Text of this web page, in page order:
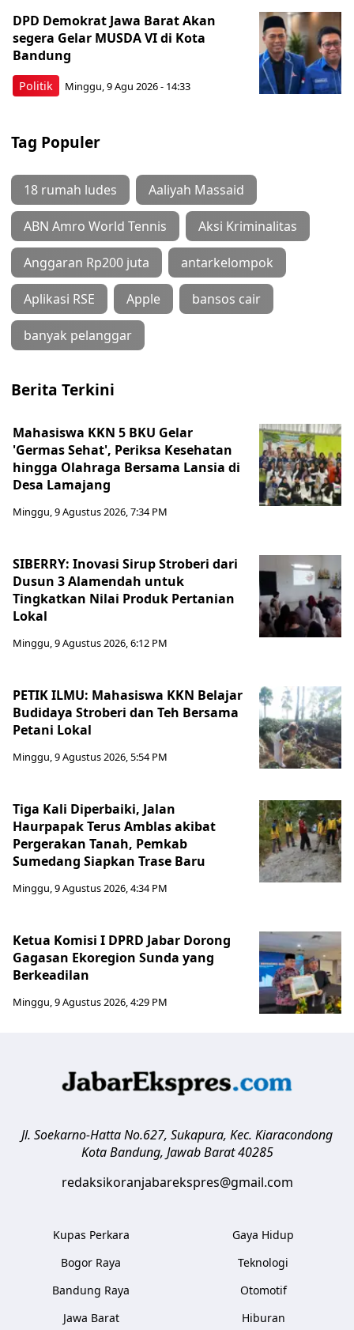
Politik
DPD Demokrat Jawa Barat Akan
segera Gelar MUSDA VI di Kota
Bandung
Minggu, 9 Agu 2026 - 14:33
Tag Populer
18 rumah ludes Aaliyah Massaid
ABN Amro World Tennis Aksi Kriminalitas
Anggaran Rp200 juta antarkelompok
Aplikasi RSE Apple bansos cair
banyak pelanggar
Berita Terkini
Mahasiswa KKN 5 BKU Gelar
'Germas Sehat', Periksa Kesehatan
hingga Olahraga Bersama Lansia di
Desa Lamajang
Minggu, 9 Agustus 2026, 7:34 PM
SIBERRY: Inovasi Sirup Stroberi dari
Dusun 3 Alamendah untuk
Tingkatkan Nilai Produk Pertanian
Lokal
Minggu, 9 Agustus 2026, 6:12 PM
PETIK ILMU: Mahasiswa KKN Belajar
Budidaya Stroberi dan Teh Bersama
Petani Lokal
Minggu, 9 Agustus 2026, 5:54 PM
Tiga Kali Diperbaiki, Jalan
Haurpapak Terus Amblas akibat
Pergerakan Tanah, Pemkab
Sumedang Siapkan Trase Baru
Minggu, 9 Agustus 2026, 4:34 PM
Ketua Komisi I DPRD Jabar Dorong
Gagasan Ekoregion Sunda yang
Berkeadilan
Minggu, 9 Agustus 2026, 4:29 PM
Jl. Soekarno-Hatta No.627, Sukapura, Kec. Kiaracondong
Kota Bandung, Jawab Barat 40285
redaksikoranjabarekspres@gmail.com
Kupas Perkara
Bogor Raya
Bandung Raya
Jawa Barat
Gaya Hidup
Teknologi
Otomotif
Hiburan